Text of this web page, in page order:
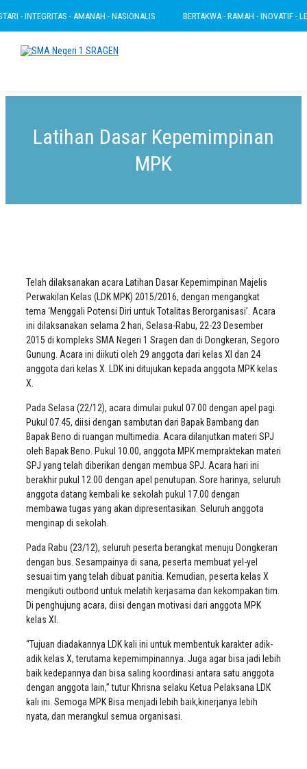
- INTEGRITAS - AMANAH - NASIONALIS BERTAKWA - RAMAH - INOVATIF -
Latihan Dasar Kepemimpinan
MPK
Telah dilaksanakan acara Latihan Dasar Kepemimpinan Majelis
Perwakilan Kelas (LDK MPK) 2015/2016, dengan mengangkat
tema ‘Menggali Potensi Diri untuk Totalitas Berorganisasi’. Acara
ini dilaksanakan selama 2 hari, Selasa-Rabu, 22-23 Desember
2015 di kompleks SMA Negeri 1 Sragen dan di Dongkeran, Segoro
Gunung. Acara ini diikuti oleh 29 anggota dari kelas XI dan 24
anggota dari kelas X. LDK ini ditujukan kepada anggota MPK kelas
X.
Pada Selasa (22/12), acara dimulai pukul 07.00 dengan apel pagi.
Pukul 07.45, diisi dengan sambutan dari Bapak Bambang dan
Bapak Beno di ruangan multimedia. Acara dilanjutkan materi SPJ
oleh Bapak Beno. Pukul 10.00, anggota MPK mempraktekan materi
SPJ yang telah diberikan dengan membua SPJ. Acara hari ini
berakhir pukul 12.00 dengan apel penutupan. Sore harinya, seluruh
anggota datang kembali ke sekolah pukul 17.00 dengan
membawa tugas yang akan dipresentasikan. Seluruh anggota
menginap di sekolah.
Pada Rabu (23/12), seluruh peserta berangkat menuju Dongkeran
dengan bus. Sesampainya di sana, peserta membuat yel-yel
sesuai tim yang telah dibuat panitia. Kemudian, peserta kelas X
mengikuti outbond untuk melatih kerjasama dan kekompakan tim.
Di penghujung acara, diisi dengan motivasi dari anggota MPK
kelas XI.
“Tujuan diadakannya LDK kali ini untuk membentuk karakter adik-
adik kelas X, terutama kepemimpinannya. Juga agar bisa jadi lebih
baik kedepannya dan bisa saling koordinasi antara satu anggota
dengan anggota lain,” tutur Khrisna selaku Ketua Pelaksana LDK
kali ini. Semoga MPK Bisa menjadi lebih baik,kinerjanya lebih
nyata, dan merangkul semua organisasi.